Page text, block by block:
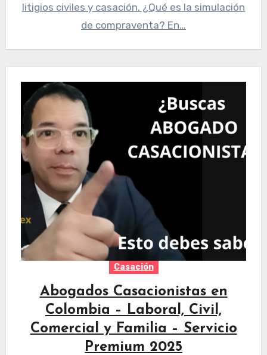
litigios civiles y casación. ¿Qué es la simulación
de compraventa? En…
Casación
Abogados Casacionistas en
Colombia – Laboral, Civil,
Comercial y Familia – Servicio
Premium 2025